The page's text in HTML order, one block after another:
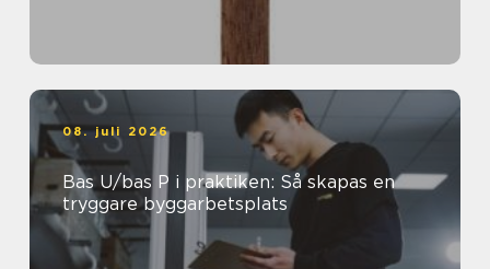
08. juli 2026
Bas U/bas P i praktiken: Så skapas en
tryggare byggarbetsplats